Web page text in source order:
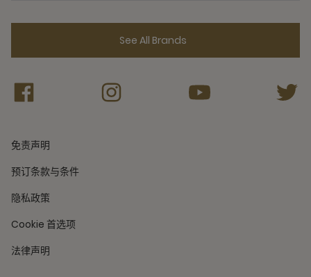
See All Brands
免责声明
预订条款与条件
隐私政策
Cookie 首选项
法律声明